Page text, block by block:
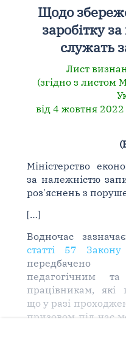
Щодо
заробітку
служать
Лист
(згідно з листом
від 4 жовтня
Міністерство
за належністю
роз'яснень з
[…]
Водночас
статті 57
передбачено
педагогічним та
працівникам, які
що у разі
призовом під час
період, або